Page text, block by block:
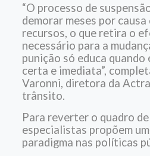
“O processo de
demorar meses por
recursos, o que retira o
necessário para a
punição só educa quando
certa e imediata”,
Varonni, diretora da
trânsito.
Para reverter o quadro
especialistas propõem
paradigma nas políticas